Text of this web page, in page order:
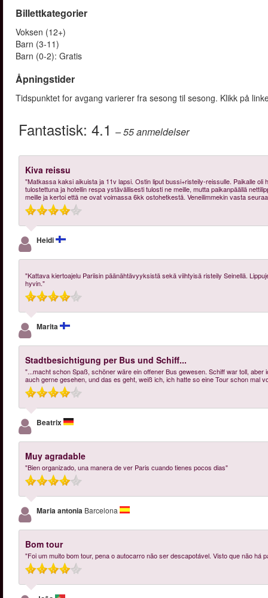
Billettkategorier
Voksen (12+)
Barn (3-11)
Barn (0-2): Gratis
Åpningstider
Tidspunktet for avgang varierer fra sesong til sesong. Klikk på
Fantastisk: 4.1 – 55anmeldelser
Kiva reissu
"Matkassa kaksi aikuista ja 11v lapsi. Ostin liput bussi+risteily-reissulle. Paikalle
tulostettuna ja hotellin respa ystävällisesti tulosti ne meille, mutta paikanpäällä
meille ja kertoi että ne ovat voimassa 6kk ostohetkestä. Veneilimmekin vasta
Heidi
"Kattava kiertoajelu Pariisin päänähtävyyksistä sekä viihtyisä risteily Seinellä.
hyvin."
Marita
Stadtbesichtigung per Bus und Schiff...
"...macht schon Spaß, schöner wäre ein offener Bus gewesen. Schiff war toll,
auch gerne gesehen, und das es geht, weiß ich, ich hatte so eine Tour schon mal
Beatrix
Muy agradable
"Bien organizado, una manera de ver Paris cuando tienes pocos dias"
Maria antonia Barcelona
Bom tour
"Foi um muito bom tour, pena o autocarro não ser descapotável. Visto que não há